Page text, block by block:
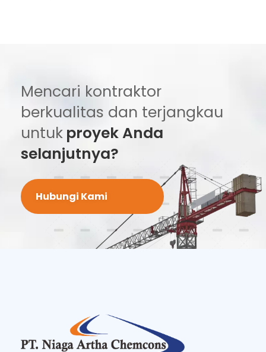
Mencari kontraktor
berkualitas dan terjangkau
untuk proyek Anda
selanjutnya?
Hubungi Kami